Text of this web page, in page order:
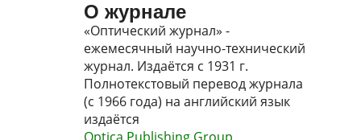
О журнале
«Оптический журнал» -
ежемесячный научно-технический
журнал. Издаётся с 1931 г.
Полнотекстовый перевод журнала
(с 1966 года) на английский язык
издаётся